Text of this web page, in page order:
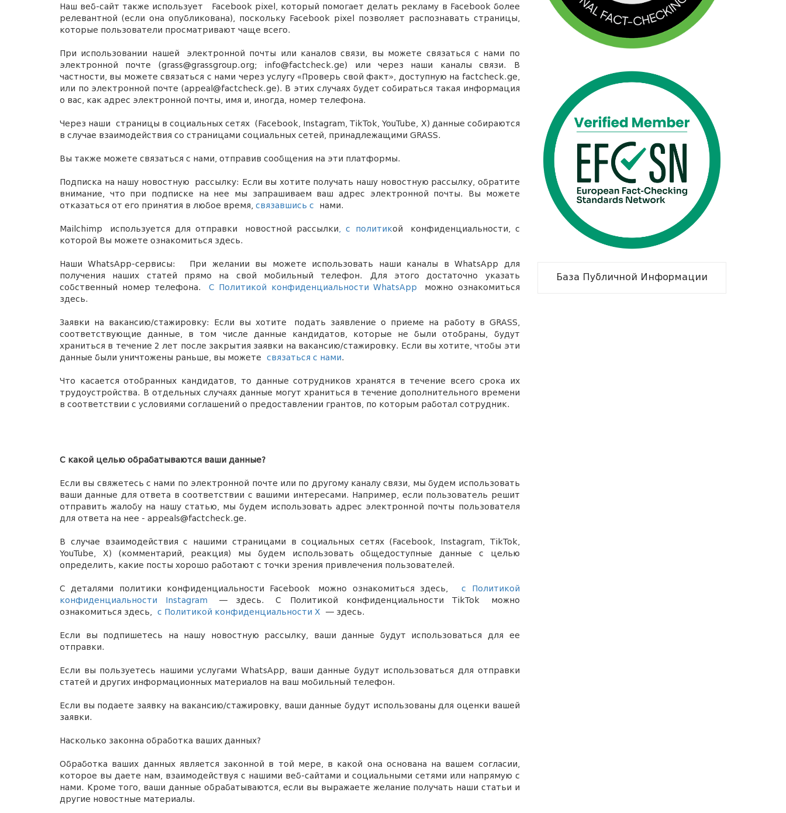
Наш веб-сайт также использует Facebook pixel , который помогает делать рекламу в Facebook более
релевантной (если она опубликована), поскольку
Facebook pixel позволяет распознавать страницы,
которые пользователи просматривают чаще всего.
При использовании нашей электронной почты или каналов связи, вы можете связаться с нами по
электронной почте (grass@grassgroup.org; info@factcheck.ge) или через наши каналы связи. В
частности, вы можете связаться с нами через услугу «Проверь свой факт», доступную на factcheck.ge,
или по электронной почте (appeal@factcheck.ge). В этих случаях будет собираться такая информация
о вас, как адрес электронной почты, имя и, иногда, номер телефона.
Через наши страницы в социальных сетях(Facebook, Instagram, TikTok, YouTube, X) данные собираются
в случае взаимодействия со страницами социальных сетей, принадлежащими GRASS.
Вы также можете связаться с нами, отправив сообщения на эти платформы.
Подписка на нашу новостную рассылку: Если вы хотите получать нашу новостную рассылку, обратите
внимание, что при подписке на нее мы запрашиваем ваш адрес электронной почты. Вы можете
отказаться от его принятия в любое время, связавшись с нами.
Mailchimp используется для отправки новостной рассылки,с политикой конфиденциальности, с
которой Вы можете ознакомиться здесь.
НашиWhatsApp-сервисы:
При желании вы можете использовать наши каналы в WhatsApp для
получения наших статей прямо на свой мобильный телефон. Для этого достаточно указать
собственный номер телефона. С Политикой конфиденциальности WhatsApp
можно ознакомиться
здесь.
Заявки на вакансию/стажировку: Если вы хотите подать заявление о приеме на работу в GRASS,
соответствующие данные, в том числе данные кандидатов, которые не были отобраны, будут
храниться в течение 2 лет после закрытия заявки на вакансию/стажировку. Если вы хотите, чтобы эти
данные были уничтожены раньше, вы можете связаться с нами.
Что касается отобранных кандидатов, то данные сотрудников хранятся в течение всего срока их
трудоустройства. В отдельных случаях данные могут храниться в течение дополнительного времени
в соответствии с условиями соглашений о предоставлении грантов, по которым работал сотрудник.
С какой целью обрабатываются ваши данные?
Если вы свяжетесь с нами по электронной почте или по другому каналу связи, мы будем использовать
ваши данные для ответа в соответствии с вашими интересами. Например, если пользователь решит
отправить жалобу на нашу статью, мы будем использовать адрес электронной почты пользователя
для ответа на нее - appeals@factcheck.ge.
В случае взаимодействия с нашими страницами в социальных сетях (Facebook, Instagram, TikTok,
YouTube, X) (комментарий, реакция) мы будем использовать общедоступные данные с целью
определить, какие посты хорошо работают с точки зрения привлечения пользователей.
С деталями политики конфиденциальности Facebook можно ознакомиться здесь,
с Политикой
конфиденциальности Instagram
— здесь.С Политикой конфиденциальности TikTok можно
ознакомиться здесь, с Политикой конфиденциальности X — здесь.
Если вы подпишетесь на нашу новостную рассылку, ваши данные будут использоваться для ее
отправки.
Если вы пользуетесь нашими услугами WhatsApp, ваши данные будут использоваться для отправки
статей и других информационных материалов на ваш мобильный телефон.
Если вы подаете заявку на вакансию/стажировку, ваши данные будут использованы для оценки вашей
заявки.
Насколько законна обработка ваших данных?
Обработка ваших данных является законной в той мере, в какой она основана на вашем согласии,
которое вы даете нам, взаимодействуя с нашими веб-сайтами и социальными сетями или напрямую с
нами. Кроме того, ваши данные обрабатываются, если вы выражаете желание получать наши статьи и
другие новостные материалы.
База Публичной Информации